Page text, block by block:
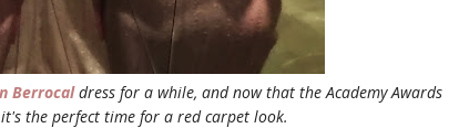
Berrocaldress for a while, and now that the Academy Awards
the perfect time for a red carpet look.